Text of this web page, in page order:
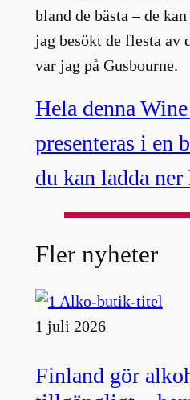
bland de bästa – de
jag besökt de flesta av
var jag på Gusbourne.
Hela denna
presenteras i en
du kan ladda ner
Fler nyheter
1 juli 2026
Finland gör